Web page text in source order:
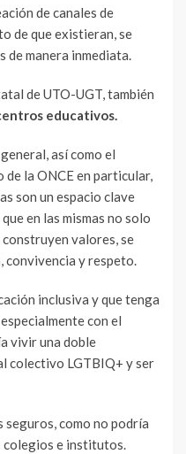
de canales de
de que existieran, se
de manera inmediata.
de UTO-UGT, también
educativos.
así como el
la ONCE en particular,
son un espacio clave
en las mismas no solo
construyen valores, se
convivencia y respeto.
inclusiva y que tenga
con el
vivir una doble
colectivo LGTBIQ+ y ser
seguros, como no podría
colegios e institutos.